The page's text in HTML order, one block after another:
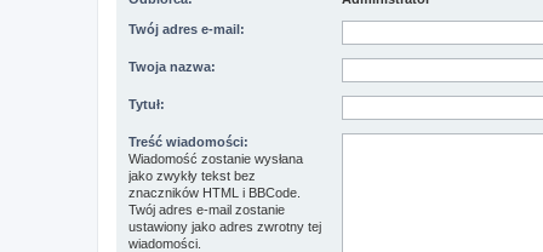
Twój adres e-mail:
Twoja nazwa:
Tytuł:
Treść wiadomości:
Wiadomość zostanie wysłana
jako zwykły tekst bez
znaczników HTML i BBCode.
Twój adres e-mail zostanie
ustawiony jako adres zwrotny tej
wiadomości.